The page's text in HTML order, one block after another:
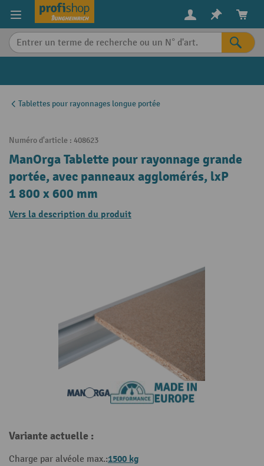
content
Tablettes pour rayonnages longue portée
Numéro d'article : 408623
ManOrga Tablette pour rayonnage grande
portée, avec panneaux agglomérés, lxP
1 800 x 600 mm
Vers la description du produit
Variante actuelle :
Charge par alvéole max.:1500 kg